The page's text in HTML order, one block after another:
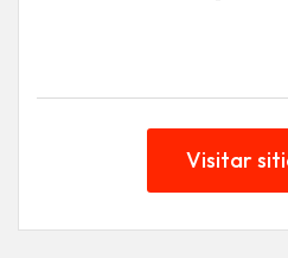
Visitar